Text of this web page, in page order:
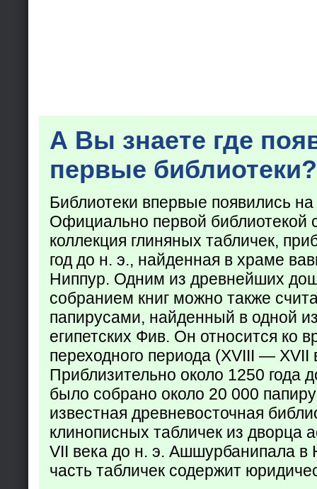
А Вы знаете где
первые библиотеки?
Библиотеки впервые появились
Официально первой библиотекой
коллекция глиняных табличек,
год до н. э., найденная в храме
Ниппур. Одним из древнейших
собранием книг можно также
папирусами, найденный в одной
египетских Фив. Он относится ко
переходного периода (XVIII — XVII
Приблизительно около 1250 года
было собрано около 20 000
известная древневосточная
клинописных табличек из дворца
VII века до н. э. Ашшурбанипала в
часть табличек содержит